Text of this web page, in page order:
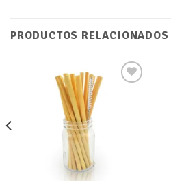
PRODUCTOS RELACIONADOS